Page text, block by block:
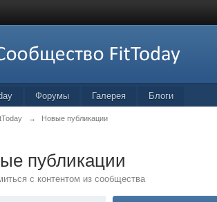
Форумы Галерея Блоги
→ Новые публикации
публикации
с контентом из сообщества